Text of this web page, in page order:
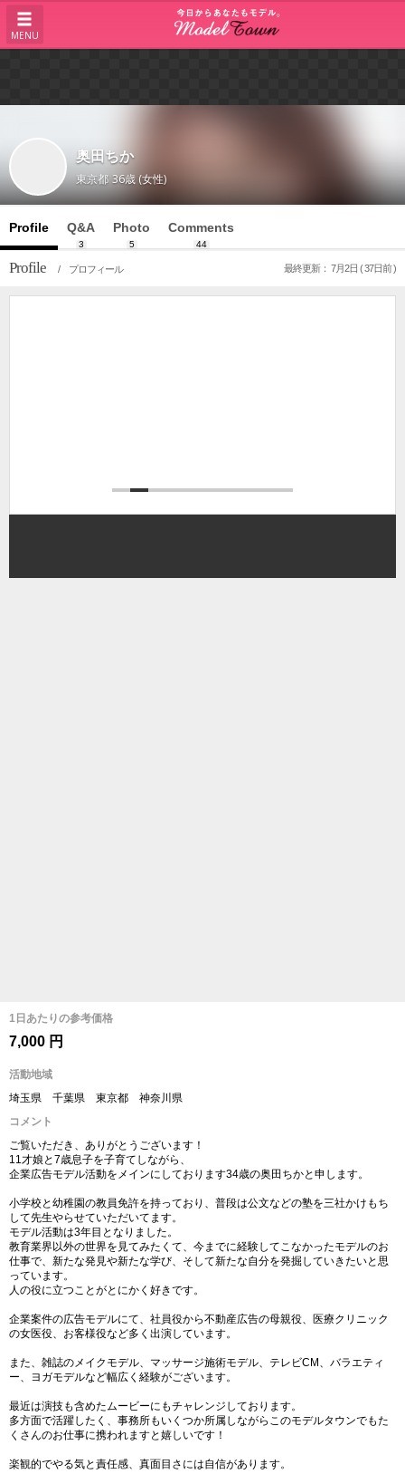
MENU
奥田ちか
東京都 36歳 (女性)
Profile Q&A
3
Photo
5
Comments
44
Profile / プロフィール 最終更新： 7月2日 ( 37日前 )
1日あたりの参考価格
7,000 円
活動地域
埼玉県 千葉県 東京都 神奈川県
コメント
ご覧いただき、ありがとうございます！
11才娘と7歳息子を子育てしながら、
企業広告モデル活動をメインにしております34歳の奥田ちかと申します。
小学校と幼稚園の教員免許を持っており、普段は公文などの塾を三社かけもち
して先生やらせていただいてます。
モデル活動は3年目となりました。
教育業界以外の世界を見てみたくて、今までに経験してこなかったモデルのお
仕事で、新たな発見や新たな学び、そして新たな自分を発掘していきたいと思
っています。
人の役に立つことがとにかく好きです。
企業案件の広告モデルにて、社員役から不動産広告の母親役、医療クリニック
の女医役、お客様役など多く出演しています。
また、雑誌のメイクモデル、マッサージ施術モデル、テレビCM、バラエティ
ー、ヨガモデルなど幅広く経験がございます。
最近は演技も含めたムービーにもチャレンジしております。
多方面で活躍したく、事務所もいくつか所属しながらこのモデルタウンでもた
くさんのお仕事に携われますと嬉しいです！
楽観的でやる気と責任感、真面目さには自信があります。